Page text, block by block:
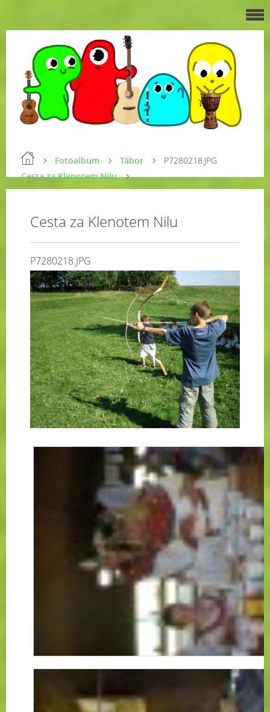
Fotoalbum
Tábor
Cesta za Klenotem Nilu
P7280218.JPG
Cesta za Klenotem Nilu
P7280218.JPG